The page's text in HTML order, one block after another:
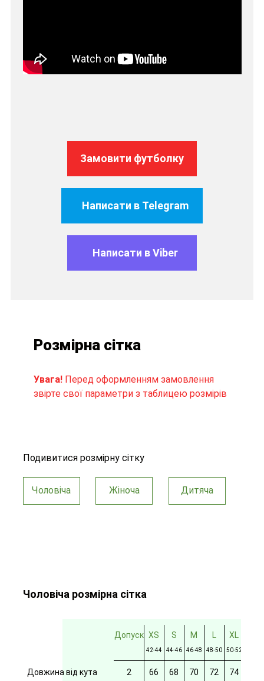
Замовити футболку
Написати в Telegram
Написати в Viber
Розмірна сітка
Увага! Перед оформленням замовлення
звірте свої параметри з таблицею розмірів
Подивитися розмірну сітку
Чоловіча Жіноча Дитяча
Чоловіча розмірна сітка
Допуск XS
42-44
S
44-46
M
46-48
L
48-50
XL
50-52
Довжина від кута 2 66 68 70 72 74